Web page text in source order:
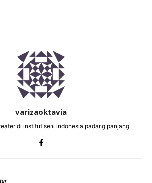
varizaoktavia
di institut seni indonesia padang panjang